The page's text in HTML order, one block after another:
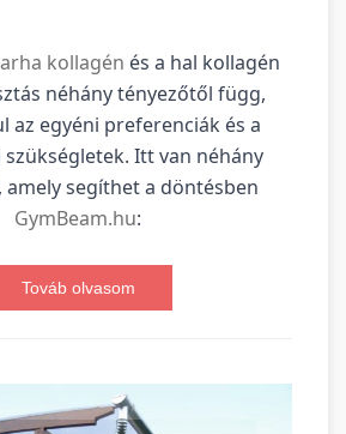
kollagén és a hal kollagén
néhány tényezőtől függ,
az egyéni preferenciák és a
Itt van néhány
segíthet a döntésben
GymBeam.hu:
Továb olvasom